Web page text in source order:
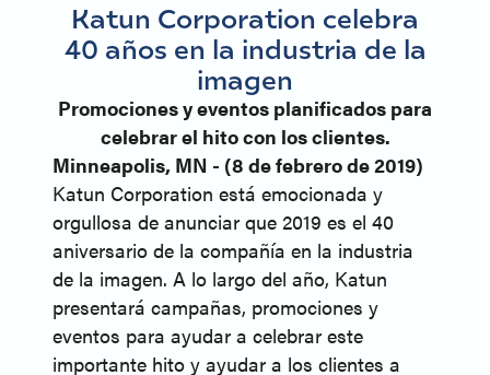
Katun Corporation celebra
40 años en la industria de la
imagen
Promociones y eventos planificados para
celebrar el hito con los clientes.
Minneapolis, MN - (8 de febrero de 2019)
Katun Corporation está emocionada y
orgullosa de anunciar que 2019 es el 40
aniversario de la compañía en la industria
de la imagen. A lo largo del año, Katun
presentará campañas, promociones y
eventos para ayudar a celebrar este
importante hito y ayudar a los clientes a